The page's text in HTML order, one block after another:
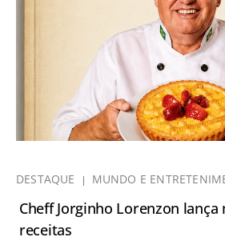
DESTAQUE MUNDO E
Cheff Jorginho Lorenzon
receitas